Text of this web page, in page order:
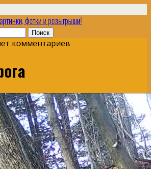
фотки и розыгрыши!
комментариев